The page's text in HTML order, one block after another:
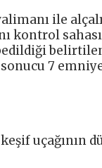
ile
kontrol
sonucu 7
uçağının